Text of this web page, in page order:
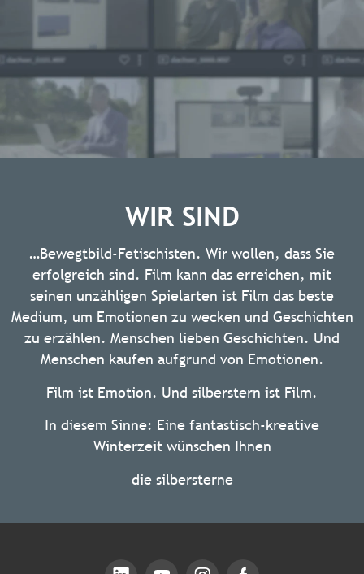
WIR SIND
…Bewegtbild-Fetischisten. Wir wollen, dass Sie
erfolgreich sind. Film kann das erreichen, mit
seinen unzähligen Spielarten ist Film das beste
Medium, um Emotionen zu wecken und Geschichten
zu erzählen. Menschen lieben Geschichten. Und
Menschen kaufen aufgrund von Emotionen.
Film ist Emotion. Und silberstern ist Film.
In diesem Sinne: Eine fantastisch-kreative
Winterzeit wünschen Ihnen
die silbersterne